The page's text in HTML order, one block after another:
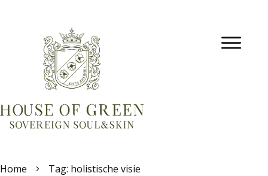
Home Tag: holistische visie